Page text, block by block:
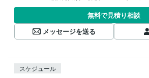
無料で見積り相談
メッセージを送る
スケジュール